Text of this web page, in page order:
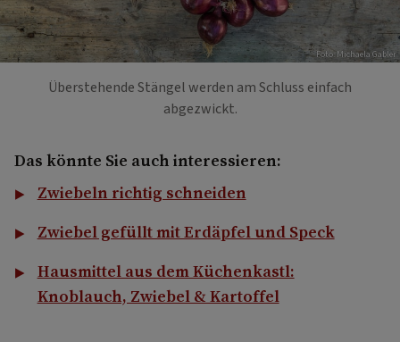
Foto: Michaela Gabler
Überstehende Stängel werden am Schluss einfach
abgezwickt.
Das könnte Sie auch interessieren:
Zwiebeln richtig schneiden
Zwiebel gefüllt mit Erdäpfel und Speck
Hausmittel aus dem Küchenkastl:
Knoblauch, Zwiebel & Kartoffel